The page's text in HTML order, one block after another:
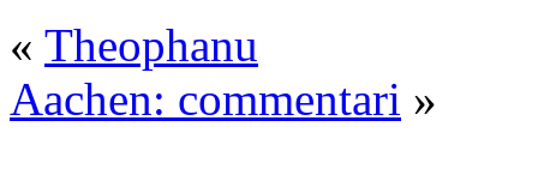
« Theophanu
Aachen: commentari »